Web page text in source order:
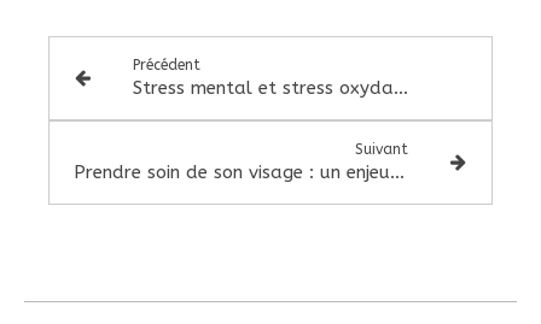
Précédent
Stress mental et stress oxydatif, le cercle vicieux infernal
Suivant
Prendre soin de son visage : un enjeu relationnel bien plus profond qu’il n’y paraît